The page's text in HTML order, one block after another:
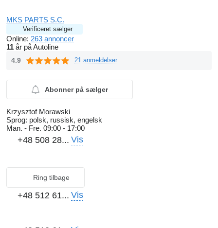
MKS PARTS S.C.
Verificeret sælger
Online: 263 annoncer
11 år på Autoline
4.9 21 anmeldelser
Abonner på sælger
Krzysztof Morawski
Sprog: polsk, russisk, engelsk
Man. - Fre. 09:00 - 17:00
+48 508 28... Vis
Ring tilbage
+48 512 61... Vis